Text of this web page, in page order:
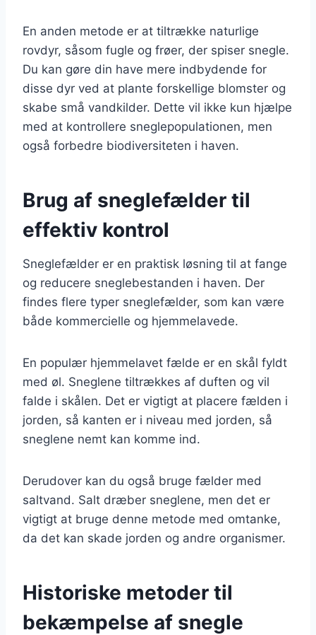
En anden metode er at tiltrække naturlige
rovdyr, såsom fugle og frøer, der spiser snegle.
Du kan gøre din have mere indbydende for
disse dyr ved at plante forskellige blomster og
skabe små vandkilder. Dette vil ikke kun hjælpe
med at kontrollere sneglepopulationen, men
også forbedre biodiversiteten i haven.
Brug af sneglefælder til
effektiv kontrol
Sneglefælder er en praktisk løsning til at fange
og reducere sneglebestanden i haven. Der
findes flere typer sneglefælder, som kan være
både kommercielle og hjemmelavede.
En populær hjemmelavet fælde er en skål fyldt
med øl. Sneglene tiltrækkes af duften og vil
falde i skålen. Det er vigtigt at placere fælden i
jorden, så kanten er i niveau med jorden, så
sneglene nemt kan komme ind.
Derudover kan du også bruge fælder med
saltvand. Salt dræber sneglene, men det er
vigtigt at bruge denne metode med omtanke,
da det kan skade jorden og andre organismer.
Historiske metoder til
bekæmpelse af snegle